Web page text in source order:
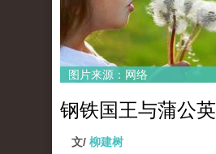
图片来源：网络
钢铁国王与蒲公英
文/ 柳建树